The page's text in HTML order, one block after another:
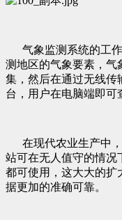
气象监测系统的工作
测地区的气象要素，气
集，然后在通过无线传
台，用户在电脑端即可
在现代农业生产中，
站可在无人值守的情况
都可使用，这大大的扩
据更加的准确可靠。